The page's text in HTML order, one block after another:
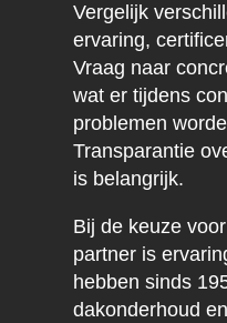
Vergelijk
ervaring,
Vraag naar
wat er tijdens
problemen
Transparantie
is belangrijk.
Bij de keuze
partner is
hebben sinds
dakonderhoud